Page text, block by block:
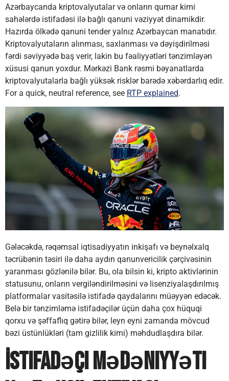
Azərbaycanda kriptovalyutalar və onların qumar kimi
sahələrdə istifadəsi ilə bağlı qanuni vəziyyət dinamikdir.
Hazırda ölkədə qanuni tender yalnız Azərbaycan manatıdır.
Kriptovalyutaların alınması, saxlanması və dəyişdirilməsi
fərdi səviyyədə baş verir, lakin bu fəaliyyətləri tənzimləyən
xüsusi qanun yoxdur. Mərkəzi Bank rəsmi bəyanatlarda
kriptovalyutalarla bağlı yüksək risklər barədə xəbərdarlıq edir.
For a quick, neutral reference, see RTP explained.
Gələcəkdə, rəqəmsal iqtisadiyyatın inkişafı və beynəlxalq
təcrübənin təsiri ilə daha aydın qanunvericilik çərçivəsinin
yaranması gözlənilə bilər. Bu, ola bilsin ki, kripto aktivlərinin
statusunu, onların vergiləndirilməsini və lisenziyalaşdırılmış
platformalar vasitəsilə istifadə qaydalarını müəyyən edəcək.
Belə bir tənzimləmə istifadəçilər üçün daha çox hüquqi
qorxu və şəffaflıq gətirə bilər, leyn eyni zamanda mövcud
bəzi üstünlükləri (tam gizlilik kimi) məhdudlaşdıra bilər.
İstifadəçi Mədəniyyəti